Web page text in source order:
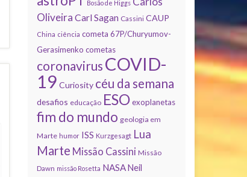
Bosão de Higgs
Oliveira Carl Sagan Cassini CAUP
China ciência cometa 67P/Churyumov-
Gerasimenko cometas
coronavirus COVID-
19 Curiosity céu da semana
desafios educação ESO exoplanetas
fim do mundo geologia em
Marte humor ISS Kurzgesagt Lua
Marte Missão Cassini Missão
Dawn missão Rosetta NASA Neil